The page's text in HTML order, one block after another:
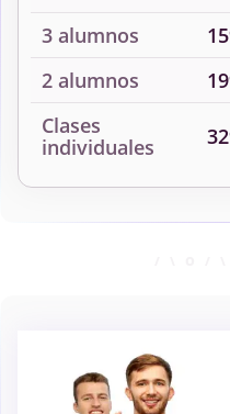
3 alumnos
2 alumnos
Clases
individuales